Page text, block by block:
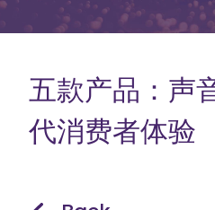
五款产品：声
代消费者体验